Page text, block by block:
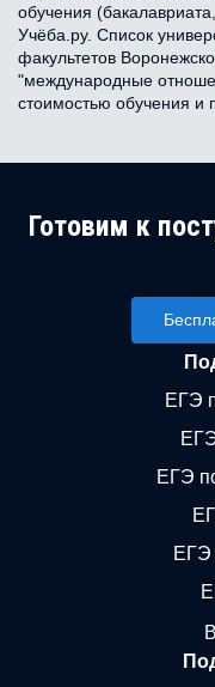
обучения
Учёба.ру. Список
факультетов
"международные
стоимостью обучения и
Готовим к
ЕГЭ
ЕГЭ
ЕГЭ